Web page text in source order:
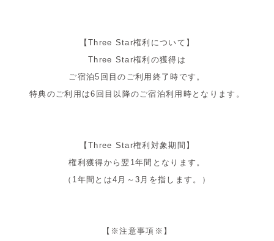
【Three Star権利について】
Three Star権利の獲得は
ご宿泊5回目のご利用終了時です。
特典のご利用は6回目以降のご宿泊利用時となります。
【Three Star権利対象期間】
権利獲得から翌 1年間となります。
（1年間とは4月～3月を指します。）
【 ※注意事項※】